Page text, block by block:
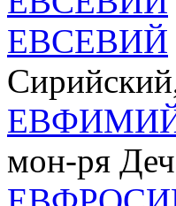
ЕВСЕВИЙ
мон-ря